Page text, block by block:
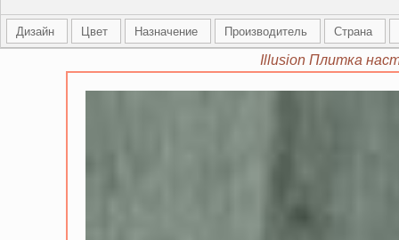
Дизайн Цвет Назначение Производитель Страна
Illusion Плитка